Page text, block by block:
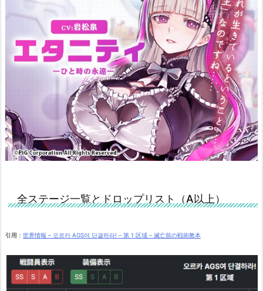
全ステージ一覧とドロップリスト（A以上）
引用： 世界情報 – 오르카 AGS여 단결하라! – 第 1 区域 – 滅亡前の戦術教本